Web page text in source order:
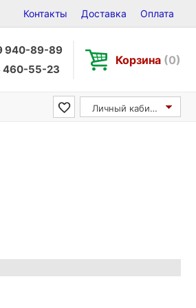
Контакты Доставка Оплата
940-89-89
460-55-23
Корзина (0)
Личный кабинет